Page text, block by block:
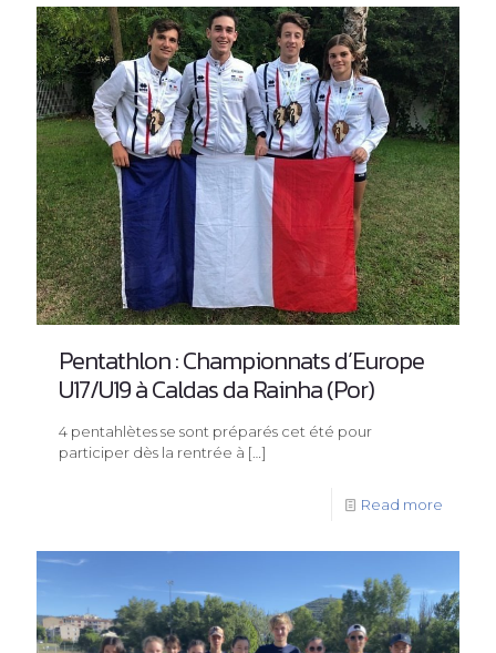
Pentathlon : Championnats d’Europe
U17/U19 à Caldas da Rainha (Por)
4 pentahlètes se sont préparés cet été pour
participer dès la rentrée à […]
Read more